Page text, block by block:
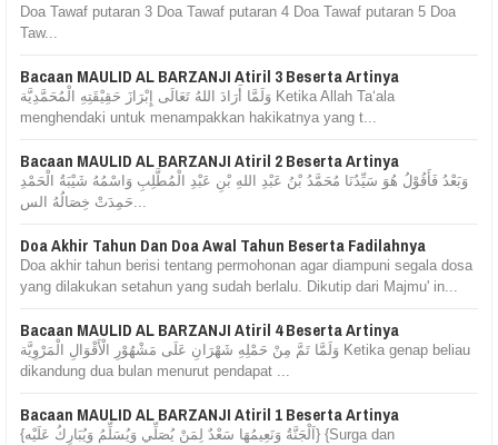
Doa Tawaf putaran 3 Doa Tawaf putaran 4 Doa Tawaf putaran 5 Doa
Taw...
Bacaan MAULID AL BARZANJI Atiril 3 Beserta Artinya
وَلَمَّا أَرَادَ اللهُ تَعَالَى إِبْرَازَ حَقِيْقَتِهِ الْمُحَمَّدِيَّة Ketika Allah Ta‘ala
menghendaki untuk menampakkan hakikatnya yang t...
Bacaan MAULID AL BARZANJI Atiril 2 Beserta Artinya
وَبَعْدُ فَأَقُوْلُ هُوَ سَيِّدُنَا مُحَمَّدُ بْنُ عَبْدِ اللهِ بْنِ عَبْدِ الْمُطَّلِبِ وَاسْمُهُ شَيْبَةُ الْحَمْدِ
Doa Akhir Tahun Dan Doa Awal Tahun Beserta Fadilahnya
Doa akhir tahun berisi tentang permohonan agar diampuni segala dosa
yang dilakukan setahun yang sudah berlalu. Dikutip dari Majmu' in...
Bacaan MAULID AL BARZANJI Atiril 4 Beserta Artinya
وَلَمَّا تَمَّ مِنْ حَمْلِهِ شَهْرَانِ عَلَى مَشْهُوْرِ الْأَقْوَالِ الْمَرْوِيَّة Ketika genap beliau
dikandung dua bulan menurut pendapat ...
Bacaan MAULID AL BARZANJI Atiril 1 Beserta Artinya
{اَلْجَنَّةُ وَنَعِيمُهَا سَعْدٌ لِمَنْ يُصَلِّي وَيُسَلِّمُ وَيُبَارِكُ عَلَيْه} {Surga dan